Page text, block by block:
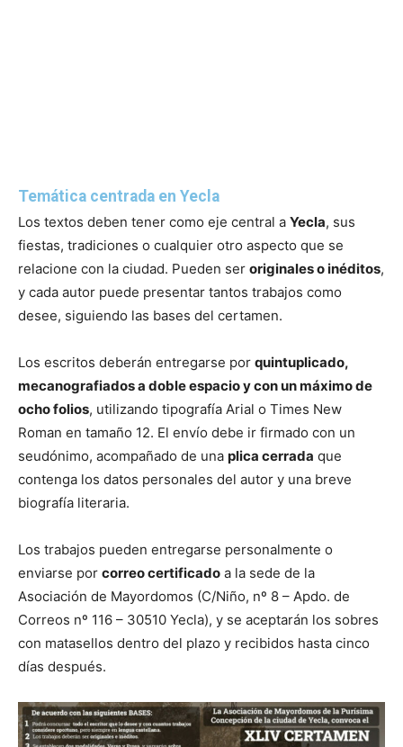
Temática centrada en Yecla
Los textos deben tener como eje central a Yecla, sus
fiestas, tradiciones o cualquier otro aspecto que se
relacione con la ciudad. Pueden ser originales o inéditos,
y cada autor puede presentar tantos trabajos como
desee, siguiendo las bases del certamen.
Los escritos deberán entregarse por quintuplicado,
mecanografiados a doble espacio y con un máximo de
ocho folios, utilizando tipografía Arial o Times New
Roman en tamaño 12. El envío debe ir firmado con un
seudónimo, acompañado de una plica cerrada que
contenga los datos personales del autor y una breve
biografía literaria.
Los trabajos pueden entregarse personalmente o
enviarse por correo certificado a la sede de la
Asociación de Mayordomos (C/Niño, nº 8 – Apdo. de
Correos nº 116 – 30510 Yecla), y se aceptarán los sobres
con matasellos dentro del plazo y recibidos hasta cinco
días después.